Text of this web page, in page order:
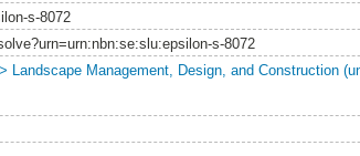
s-8072
s-8072
Landscape Management, Design, and Construction